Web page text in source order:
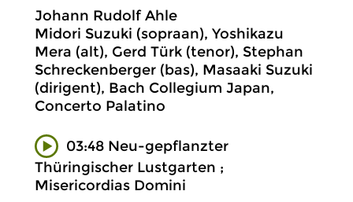
Johann Rudolf Ahle
Midori Suzuki (sopraan), Yoshikazu
Mera (alt), Gerd Türk (tenor), Stephan
Schreckenberger (bas), Masaaki Suzuki
(dirigent), Bach Collegium Japan,
Concerto Palatino
03:48 Neu-gepflanzter
Thüringischer Lustgarten ;
Misericordias Domini